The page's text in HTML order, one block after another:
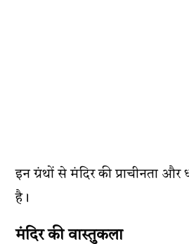
इन ग्रंथों से मंदिर की प्राचीनता और
है।
मंदिर की वास्तुकला